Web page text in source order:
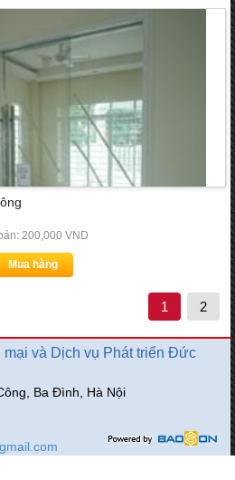
200,000 VND
Mua hàng
1 2
và Dịch vụ Phát triển Đức
Ba Đình, Hà Nội